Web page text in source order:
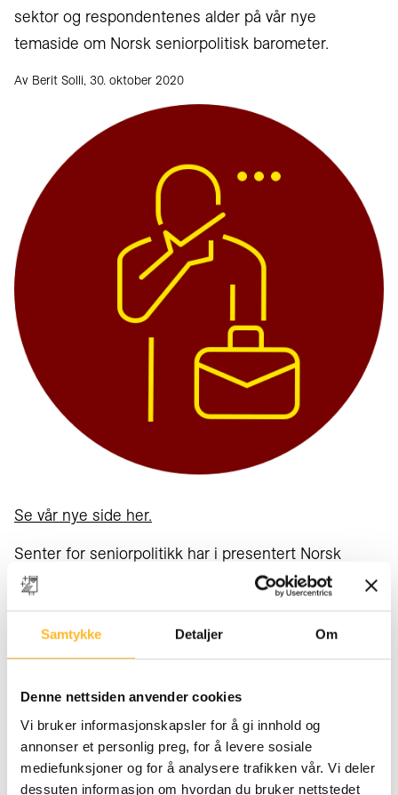
Samtykke Detaljer Om
Denne nettsiden anvender cookies
Vi bruker informasjonskapsler for å gi innhold og
annonser et personlig preg, for å levere sosiale
mediefunksjoner og for å analysere trafikken vår. Vi deler
dessuten informasjon om hvordan du bruker nettstedet
sektor og respondentenes alder på vår nye
temaside om Norsk seniorpolitisk barometer.
Av Berit Solli, 30. oktober 2020
Se vår nye side her.
Senter for seniorpolitikk har i presentert Norsk
seniorpolitisk barometer hvert år siden 2003.
Nytt i år:
Vi har delt opp at vi intervjuer yrkesaktive i ett år,
intervjuene for oss, og lager rapporten.
Vi har økt antall respondenter fra 1000 til 3000.
Det gir et bedre grunnlag for å gå mer i dybden
på enkelte parametre.